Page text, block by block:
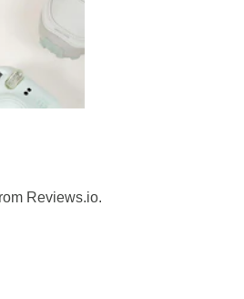
Reviews.io.